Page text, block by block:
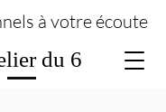
du 6
à votre écoute